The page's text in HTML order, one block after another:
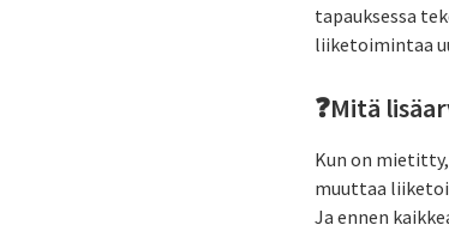
tapauksessa
liiketoimintaa
❓Mitä
Kun on
muuttaa
Ja ennen